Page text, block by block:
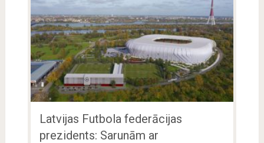
Latvijas Futbola federācijas
prezidents: Sarunām ar